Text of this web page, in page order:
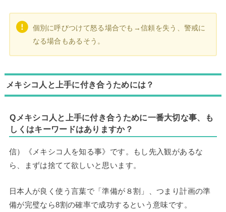
個別に呼びつけて怒る場合でも→信頼を失う、警戒に
なる場合もあるそう。
メキシコ人と上手に付き合うためには？
Qメキシコ人と上手に付き合うために一番大切な事、も
しくはキーワードはありますか？
信）《メキシコ人を知る事》です。もし先入観があるな
ら、まずは捨てて欲しいと思います。
日本人が良く使う言葉で「準備が８割」、つまり計画の準
備が完璧なら8割の確率で成功するという意味です。